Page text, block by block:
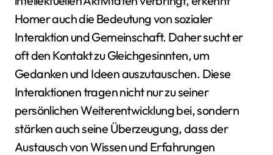
Homer auch die Bedeutung von sozialer
Interaktion und Gemeinschaft. Daher sucht er
oft den Kontakt zu Gleichgesinnten, um
Gedanken und Ideen auszutauschen. Diese
Interaktionen tragen nicht nur zu seiner
persönlichen Weiterentwicklung bei, sondern
stärken auch seine Überzeugung, dass der
Austausch von Wissen und Erfahrungen